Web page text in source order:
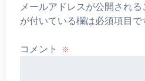
メールアドレスが公開される
が付いている欄は必須項目で
コメント ※